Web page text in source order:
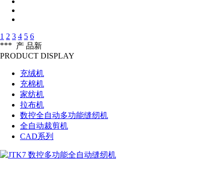
1 2 3 4 5 6
***
新
产 品
PRODUCT DISPLAY
充绒机
充棉机
家纺机
拉布机
数控全自动多功能缝纫机
全自动裁剪机
CAD系列